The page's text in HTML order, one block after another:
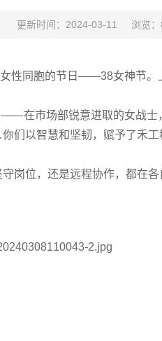
更新时间：2024-03-11 浏览
性同胞的节日——38女神节
在市场部锐意进取的女战
以智慧和坚韧，赋予了禾工
岗位，还是远程协作，都在